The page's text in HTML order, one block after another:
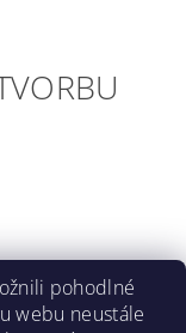
pohodlné
webu neustále